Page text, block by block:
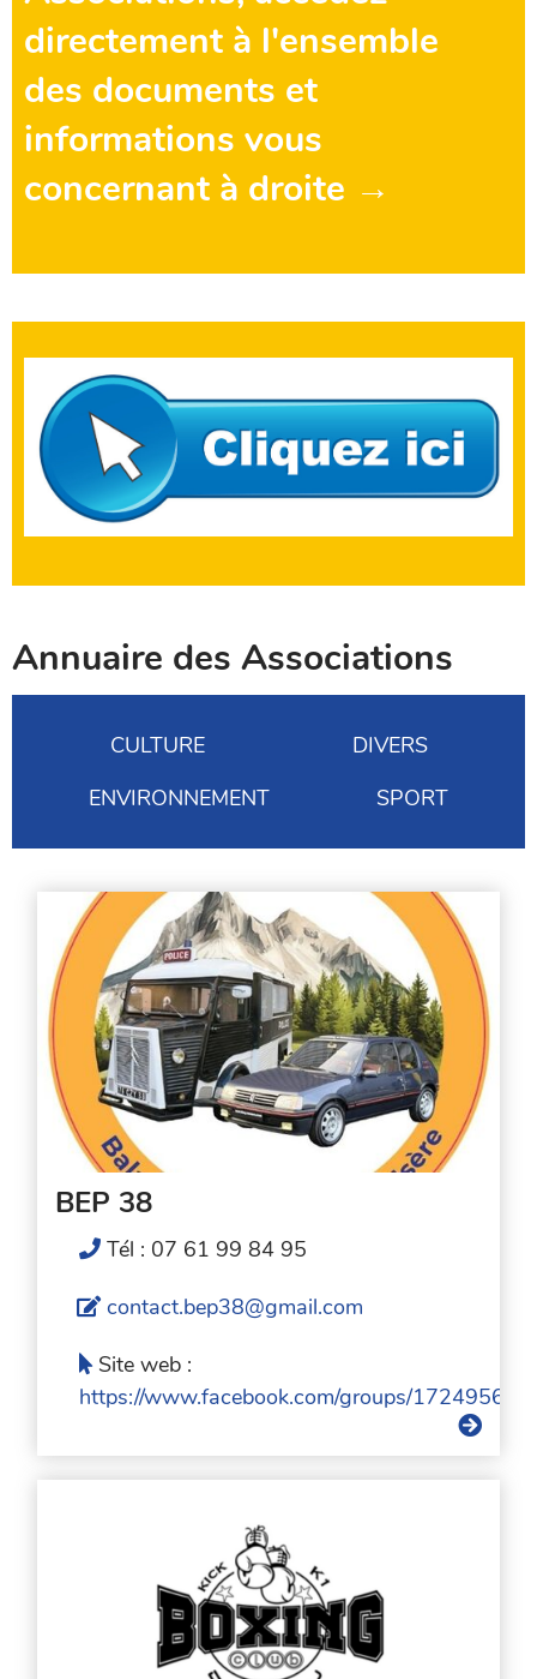
directement à l'ensemble
des documents et
informations vous
concernant à droite →
Annuaire des Associations
catégorie
CULTURE
DIVERS
ENVIRONNEMENT
SPORT
BEP 38
Tél : 07 61 99 84 95
contact.bep38@gmail.com
Site web :
https://www.facebook.com/groups/